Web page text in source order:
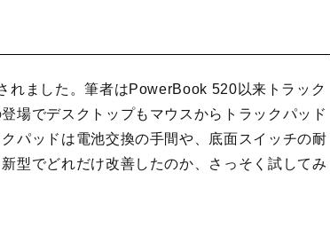
れました。筆者はPowerBook 520以来トラック
場でデスクトップもマウスからトラックパッド
パッドは電池交換の手間や、底面スイッチの耐
型でどれだけ改善したのか、さっそく試してみ